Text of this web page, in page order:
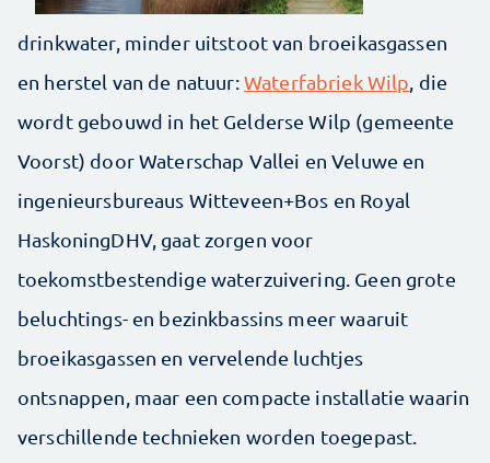
drinkwater, minder uitstoot van broeikasgassen
en herstel van de natuur:Waterfabriek Wilp , die
wordt gebouwd in het Gelderse Wilp (gemeente
Voorst) door Waterschap Vallei en Veluwe en
ingenieursbureaus Witteveen+Bos en Royal
HaskoningDHV, gaat zorgen voor
toekomstbestendige waterzuivering. Geen grote
beluchtings- en bezinkbassins meer waaruit
broeikasgassen en vervelende luchtjes
ontsnappen, maar een compacte installatie waarin
verschillende technieken worden toegepast.